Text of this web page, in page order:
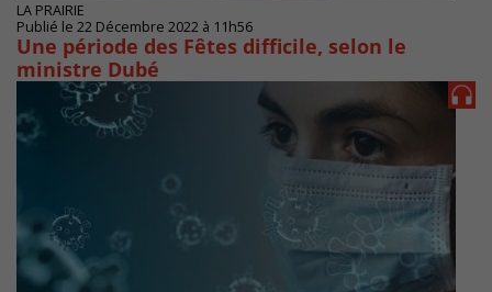
LA PRAIRIE
Publié le 22 Décembre 2022 à 11h56
Une période des Fêtes difficile, selon le
ministre Dubé